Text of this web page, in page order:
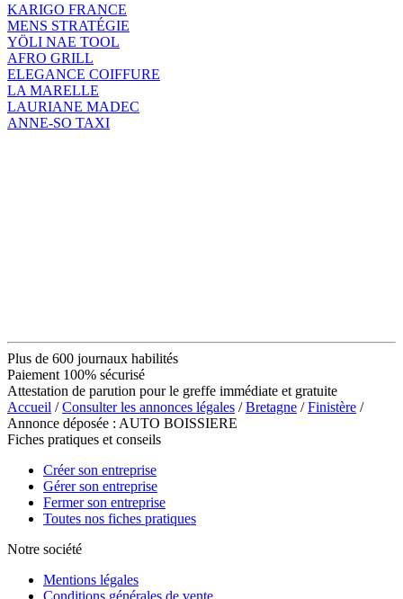
KARIGO FRANCE
MENS STRATÉGIE
YÖLI NAE TOOL
AFRO GRILL
ELEGANCE COIFFURE
LA MARELLE
LAURIANE MADEC
ANNE-SO TAXI
Plus de 600 journaux habilités
Paiement 100% sécurisé
Attestation de parution pour le greffe immédiate et gratuite
Accueil /Consulter les annonces légales /Bretagne /Finistère /
Annonce déposée : AUTO BOISSIERE
Fiches pratiques et conseils
Créer son entreprise
Gérer son entreprise
Fermer son entreprise
Toutes nos fiches pratiques
Notre société
Mentions légales
Conditions générales de vente